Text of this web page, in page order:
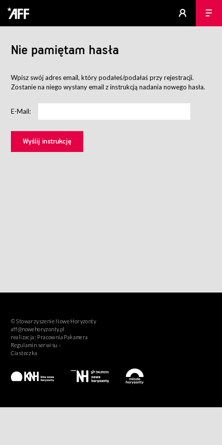
Nie pamiętam hasła
Wpisz swój adres email, który podałeś/podałaś przy rejestracji.
Zostanie na niego wysłany email z instrukcją nadania nowego hasła.
E-Mail:
© Stowarzyszenie Nowe Horyzonty
aff@nowehoryzonty.pl
realizacja: Pracownia Pakamera
Regulamin serwisu ›
Ciasteczka